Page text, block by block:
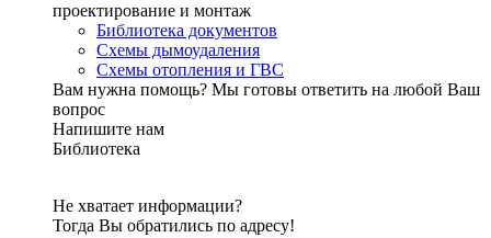
проектирование и монтаж
Библиотека документов
Схемы дымоудаления
Схемы отопления и ГВС
Вам нужна помощь? Мы готовы ответить на любой Ваш
вопрос
Напишите нам
Библиотека
Не хватает информации?
Тогда Вы обратились по адресу!